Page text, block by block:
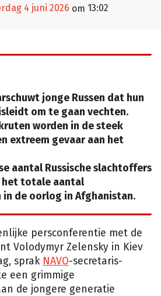
4 juni 2026 om 13:02
jonge Russen dat hun
om te gaan vechten.
worden in de steek
extreem gevaar aan het
aantal Russische slachtoffers
het totale aantal
de oorlog in Afghanistan.
persconferentie met de
Volodymyr Zelensky in Kiev
sprak NAVO-secretaris-
een grimmige
de jongere generatie